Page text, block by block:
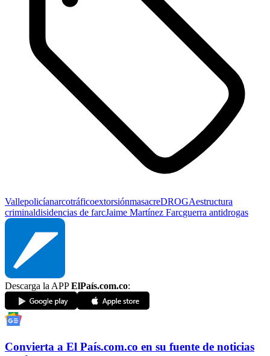
VallepolicíanarcotráficoextorsiónmasacreDROGAestructura
criminaldisidencias de farcJaime Martínez Farcguerra antidrogas
Descarga la APPElPaís.com.co:
Convierta a El País.com.co en su fuente de noticias